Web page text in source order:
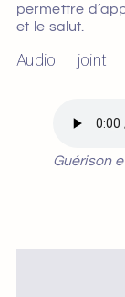
permettre
et le salut.
Audio joint
Guérison